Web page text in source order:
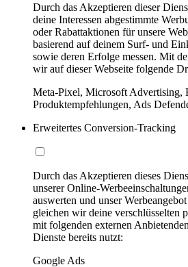
Durch das Akzeptieren dieser
deine Interessen abgestimmte
oder Rabattaktionen für unsere
basierend auf deinem Surf- und
sowie deren Erfolge messen. Mit
wir auf dieser Webseite folgende
Meta-Pixel, Microsoft Advertising,
Produktempfehlungen, Ads
Erweitertes Conversion-Tracking
Durch das Akzeptieren dieses
unserer Online-
auswerten und unser
gleichen wir deine verschlüsselten
mit folgenden externen
Dienste bereits nutzt:
Google Ads